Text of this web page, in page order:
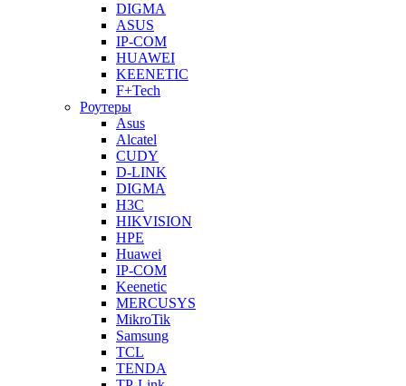
DIGMA
ASUS
IP-COM
HUAWEI
KEENETIC
F+Tech
Роутеры
Asus
Alcatel
CUDY
D-LINK
DIGMA
H3C
HIKVISION
HPE
Huawei
IP-COM
Keenetic
MERCUSYS
MikroTik
Samsung
TCL
TENDA